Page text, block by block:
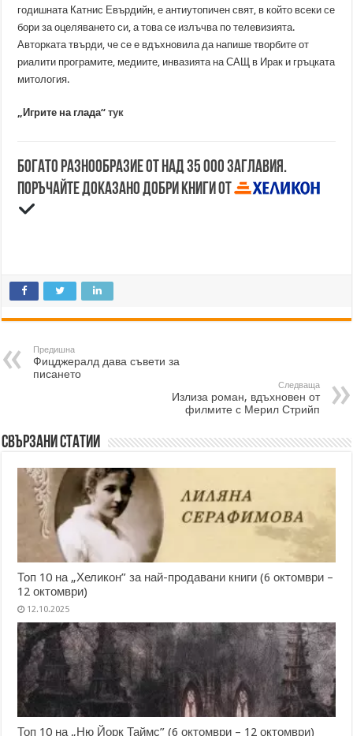
годишната Катнис Евърдийн, е антиутопичен свят, в който всеки се
бори за оцеляването си, а това се излъчва по телевизията.
Авторката твърди, че се е вдъхновила да напише творбите от
риалити програмите, медиите, инвазията на САЩ в Ирак и гръцката
митология.
„Игрите на глада“тук
Богато разнообразие от над 35 000 заглавия.
Поръчайте доказано добри книги от
Предишна
Фицджералд дава съвети за
писането
Следваща
Излиза роман, вдъхновен от
филмите с Мерил Стрийп
Свързани статии
Топ 10 на „Хеликон” за най-продавани книги (6 октомври –
12 октомври)
12.10.2025
Топ 10 на „Ню Йорк Таймс” (6 октомври – 12 октомври)